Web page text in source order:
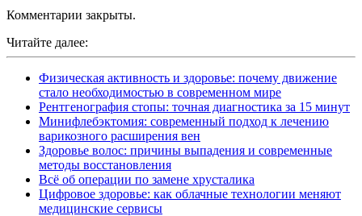
Комментарии закрыты.
Читайте далее:
Физическая активность и здоровье: почему движение
стало необходимостью в современном мире
Рентгенография стопы: точная диагностика за 15 минут
Минифлебэктомия: современный подход к лечению
варикозного расширения вен
Здоровье волос: причины выпадения и современные
методы восстановления
Всё об операции по замене хрусталика
Цифровое здоровье: как облачные технологии меняют
медицинские сервисы